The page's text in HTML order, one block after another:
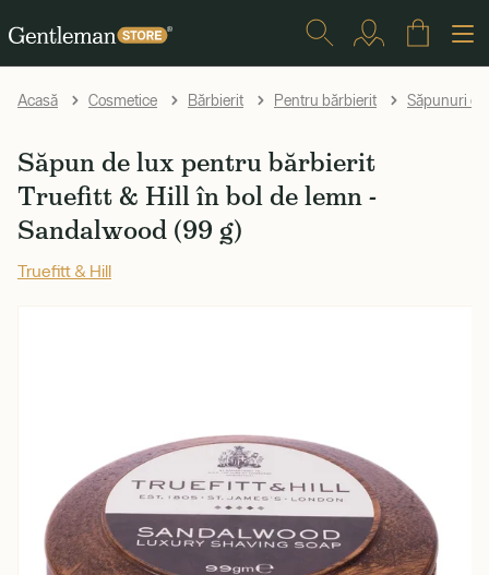
Acasă Cosmetice Bărbierit Pentru bărbierit Săpunuri
Săpun de lux pentru bărbierit
Truefitt & Hill în bol de lemn -
Sandalwood (99 g)
Truefitt & Hill